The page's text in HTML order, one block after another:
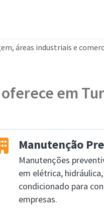
áreas industriais e
em
Manutenção
Manutenções
em elétrica,
condicionado para
empresas.